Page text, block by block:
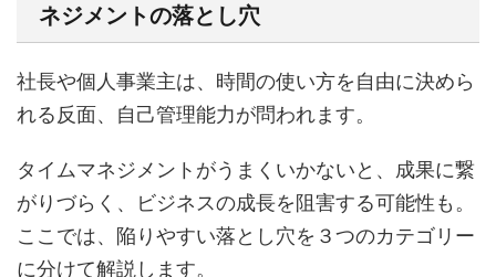
ネジメントの落とし穴
社長や個人事業主は、時間の使い方を自由に決めら
れる反面、自己管理能力が問われます。
タイムマネジメントがうまくいかないと、成果に繋
がりづらく、ビジネスの成長を阻害する可能性も。
ここでは、陥りやすい落とし穴を３つのカテゴリー
に分けて解説します。